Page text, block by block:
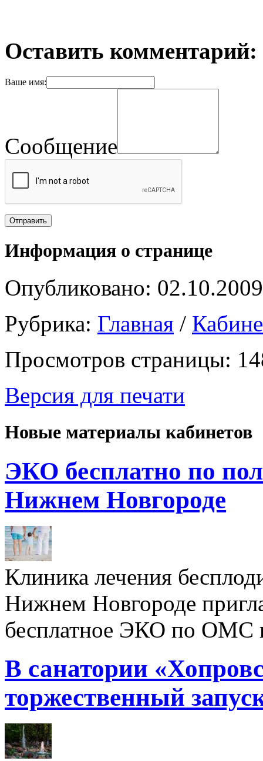
Оставить комментарий:
Ваше имя:
Сообщение
Информация о странице
Опубликовано: 02.10.2009
Рубрика: Главная /
Просмотров страницы:
Версия для печати
Новые материалы кабинетов
ЭКО бесплатно по
Нижнем Новгороде
Клиника лечения
Нижнем Новгороде
бесплатное ЭКО по ОМС
В санатории
торжественный